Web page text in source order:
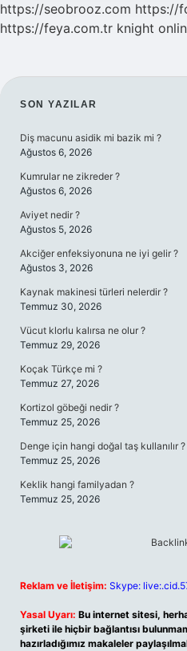
https://seobrooz.com https://
https://feya.com.tr knight
SIDEBAR
SON YAZILAR
Diş macunu asidik mi bazik mi ?
Ağustos 6, 2026
Kumrular ne zikreder ?
Ağustos 6, 2026
Aviyet nedir ?
Ağustos 5, 2026
Akciğer enfeksiyonuna ne iyi gelir ?
Ağustos 3, 2026
Kaynak makinesi türleri nelerdir ?
Temmuz 30, 2026
Vücut klorlu kalırsa ne olur ?
Temmuz 29, 2026
Koçak Türkçe mi ?
Temmuz 27, 2026
Kortizol göbeği nedir ?
Temmuz 25, 2026
Denge için hangi doğal taş kullanılır ?
Temmuz 25, 2026
Keklik hangi familyadan ?
Temmuz 25, 2026
Reklam ve İletişim: Skype:
Yasal Uyarı: Bu internet sitesi,
şirketi ile hiçbir bağlantısı
hazırladığımız makaleler